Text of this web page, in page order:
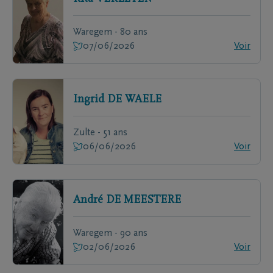
Waregem - 80 ans
07/06/2026
Voir
Ingrid DE WAELE
Zulte - 51 ans
06/06/2026
Voir
André DE MEESTERE
Waregem - 90 ans
02/06/2026
Voir